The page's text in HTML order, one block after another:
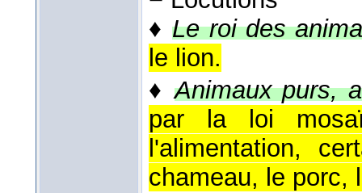
♦Le roi des
le lion.
♦Animaux purs,
par la loi
l'alimentation,
chameau, le porc,